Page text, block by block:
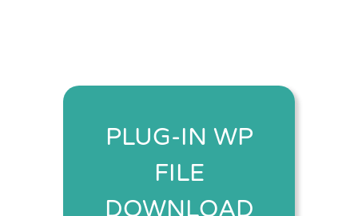
PLUG-IN WP
FILE
DOWNLOAD